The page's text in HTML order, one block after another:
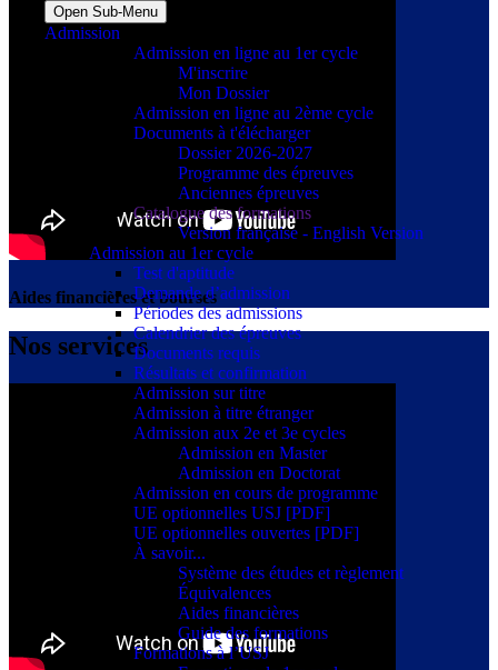
Open Sub-Menu
Admission
Admission en ligne au 1er cycle
M'inscrire
Mon Dossier
Admission en ligne au 2ème cycle
Documents à t'élécharger
Dossier 2026-2027
Programme des épreuves
Anciennes épreuves
Catalogue des formations
Version française - English Version
Admission au 1er cycle
Test d'aptitude
Demande d’admission
Périodes des admissions
Calendrier des épreuves
Documents requis
Résultats et confirmation
Admission sur titre
Admission à titre étranger
Admission aux 2e et 3e cycles
Admission en Master
Admission en Doctorat
Admission en cours de programme
UE optionnelles USJ [PDF]
UE optionnelles ouvertes [PDF]
À savoir...
Système des études et règlement
Équivalences
Aides financières
Guide des formations
Formations à l’USJ
Aides financières et bourses
Nos services